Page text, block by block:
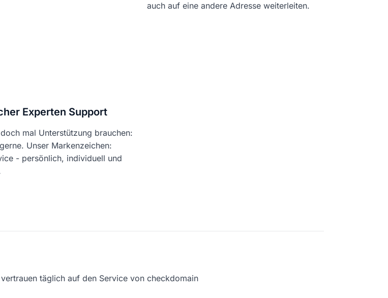
auch auf eine andere Adresse weiterleiten.
Experten Support
mal Unterstützung brauchen:
Unser Markenzeichen:
- persönlich, individuell und
täglich auf den Service von checkdomain